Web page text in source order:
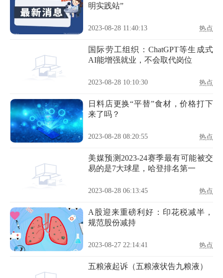
明实践站”
2023-08-28 11:40:13 热点
国际劳工组织：ChatGPT等生成式
AI能增强就业，不会取代岗位
2023-08-28 10:10:30 热点
日料店更换“平替”食材，价格打下
来了吗？
2023-08-28 08:20:55 热点
美媒预测2023-24赛季最有可能被交
易的是7大球星，哈登排名第一
2023-08-28 06:13:45 热点
A股迎来重磅利好：印花税减半，
规范股份减持
2023-08-27 22:14:41 热点
五粮液起诉（五粮液状告九粮液）